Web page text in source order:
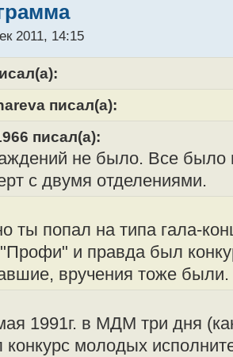
2011, 14:15
писал(а):
писал(а):
не было. Все было
с двумя отделениями.
ты попал на типа гала-
и правда был
вручения тоже были.
1991г. в МДМ три дня
конкурс молодых